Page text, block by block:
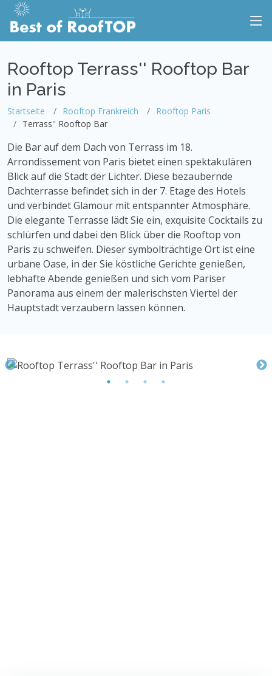
Rooftop Terrass'' Rooftop Bar
in Paris
Startseite Rooftop Frankreich
Rooftop Paris
Terrass'' Rooftop Bar
Die Bar auf dem Dach von Terrass im 18.
Arrondissement von Paris bietet einen spektakulären
Blick auf die Stadt der Lichter. Diese bezaubernde
Dachterrasse befindet sich in der 7. Etage des Hotels
und verbindet Glamour mit entspannter Atmosphäre.
Die elegante Terrasse lädt Sie ein, exquisite Cocktails zu
schlürfen und dabei den Blick über die Rooftop von
Paris zu schweifen. Dieser symbolträchtige Ort ist eine
urbane Oase, in der Sie köstliche Gerichte genießen,
lebhafte Abende genießen und sich vom Pariser
Panorama aus einem der malerischsten Viertel der
Hauptstadt verzaubern lassen können.